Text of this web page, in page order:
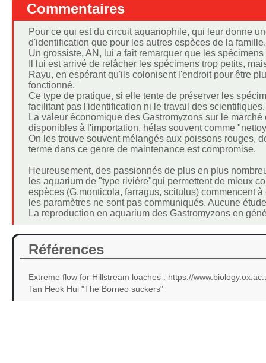
Commentaires
Pour ce qui est du circuit aquariophile, qui leur donne
d'identification que pour les autres espèces de la famille.
Un grossiste, AN, lui a fait remarquer que les
Il lui est arrivé de relâcher les spécimens trop petits,
Rayu, en espérant qu'ils colonisent l'endroit pour être
fonctionné.
Ce type de pratique, si elle tente de préserver les
facilitant pas l'identification ni le travail des scientifiques.
La valeur économique des Gastromyzons sur le
disponibles à l'importation, hélas souvent comme
On les trouve souvent mélangés aux poissons rouges,
terme dans ce genre de maintenance est compromise.
Heureusement, des passionnés de plus en plus
les aquarium de "type rivière"qui permettent de mieux
espèces (G.monticola, farragus, scitulus) commencent
les paramètres ne sont pas communiqués. Aucune
La reproduction en aquarium des Gastromyzons en
Références
Extreme flow for Hillstream loaches : https://
Tan Heok Hui "The Borneo suckers"